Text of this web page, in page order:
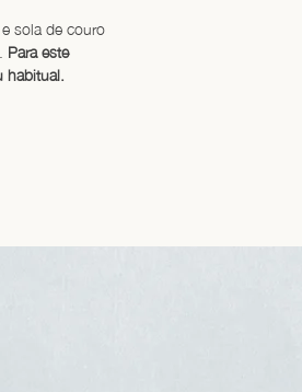
sola de couro
Para este
habitual.